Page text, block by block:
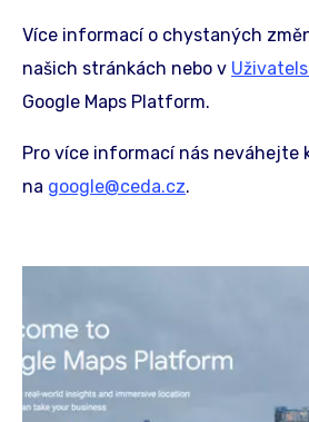
Více informací o chystaných
našich stránkách nebo v
Google Maps Platform.
Pro více informací nás neváhejte
na google@ceda.cz.